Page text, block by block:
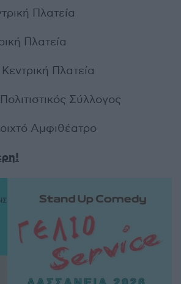
Πλατεία
Πλατεία
Πλατεία
Σύλλογος
Αμφιθέατρο